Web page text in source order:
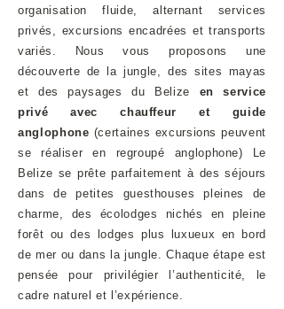
organisation fluide, alternant services
privés, excursions encadrées et transports
variés. Nous vous proposons une
découverte de la jungle, des sites mayas
et des paysages du Belize en service
privé avec chauffeur et guide
anglophone (certaines excursions peuvent
se réaliser en regroupé anglophone) Le
Belize se prête parfaitement à des séjours
dans de petites guesthouses pleines de
charme, des écolodges nichés en pleine
forêt ou des lodges plus luxueux en bord
de mer ou dans la jungle. Chaque étape est
pensée pour privilégier l’authenticité, le
cadre naturel et l’expérience.